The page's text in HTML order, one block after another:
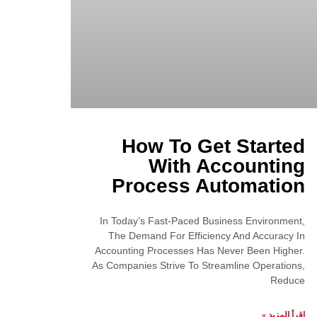
How To Get Started
With Accounting
Process Automation
In Today’s Fast-Paced Business Environment,
The Demand For Efficiency And Accuracy In
Accounting Processes Has Never Been Higher.
As Companies Strive To Streamline Operations,
Reduce
اقرأ المزيد »